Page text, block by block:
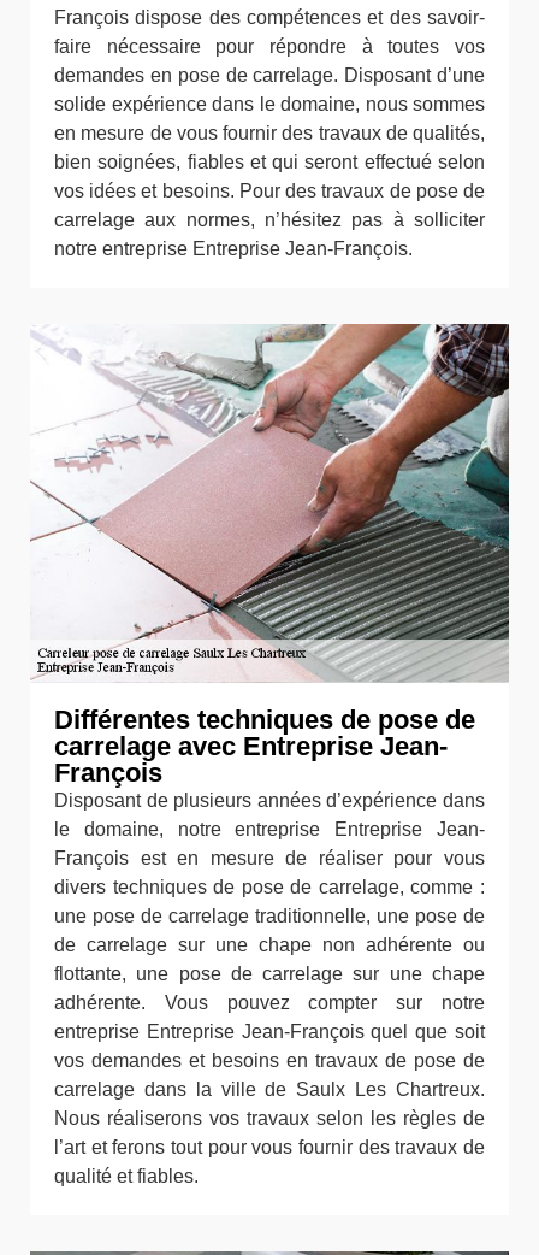
François dispose des compétences et des savoir-
faire nécessaire pour répondre à toutes vos
demandes en pose de carrelage. Disposant d’une
solide expérience dans le domaine, nous sommes
en mesure de vous fournir des travaux de qualités,
bien soignées, fiables et qui seront effectué selon
vos idées et besoins. Pour des travaux de pose de
carrelage aux normes, n’hésitez pas à solliciter
notre entreprise Entreprise Jean-François.
Différentes techniques de pose de
carrelage avec Entreprise Jean-
François
Disposant de plusieurs années d’expérience dans
le domaine, notre entreprise Entreprise Jean-
François est en mesure de réaliser pour vous
divers techniques de pose de carrelage, comme :
une pose de carrelage traditionnelle, une pose de
de carrelage sur une chape non adhérente ou
flottante, une pose de carrelage sur une chape
adhérente. Vous pouvez compter sur notre
entreprise Entreprise Jean-François quel que soit
vos demandes et besoins en travaux de pose de
carrelage dans la ville de Saulx Les Chartreux.
Nous réaliserons vos travaux selon les règles de
l’art et ferons tout pour vous fournir des travaux de
qualité et fiables.